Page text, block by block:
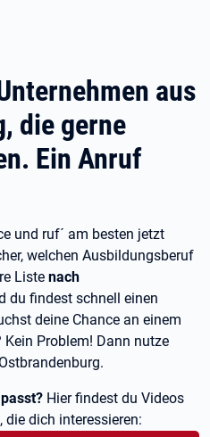
aus
die gerne
Ein Anruf
und ruf´ am besten jetzt
welchen Ausbildungsberuf
Liste nach
du findest schnell einen
deine Chance an einem
Problem! Dann nutze
Hier findest du Videos
dich interessieren: